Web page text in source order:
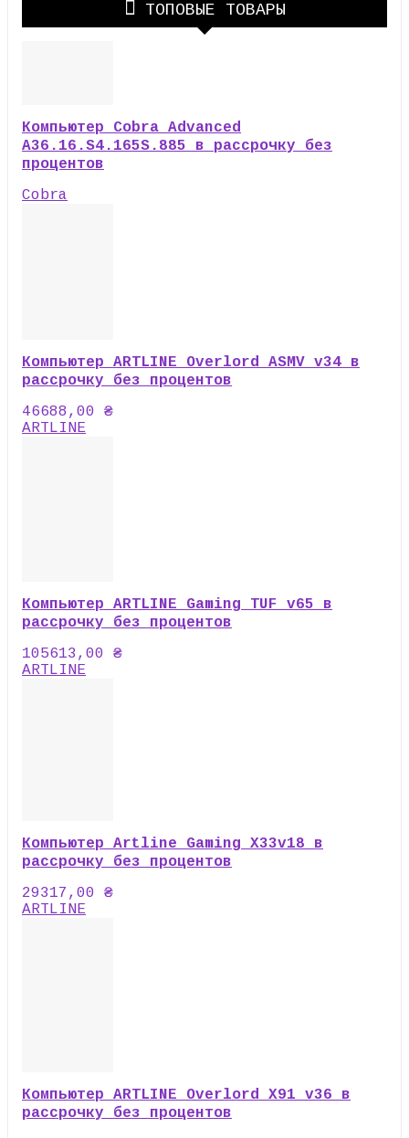
ТОПОВЫЕ ТОВАРЫ
Компьютер Cobra Advanced
A36.16.S4.165S.885 в рассрочку без
процентов
Cobra
Компьютер ARTLINE Overlord ASMV v34 в
рассрочку без процентов
46688,00 ₴
ARTLINE
Компьютер ARTLINE Gaming TUF v65 в
рассрочку без процентов
105613,00 ₴
ARTLINE
Компьютер Artline Gaming X33v18 в
рассрочку без процентов
29317,00 ₴
ARTLINE
Компьютер ARTLINE Overlord X91 v36 в
рассрочку без процентов